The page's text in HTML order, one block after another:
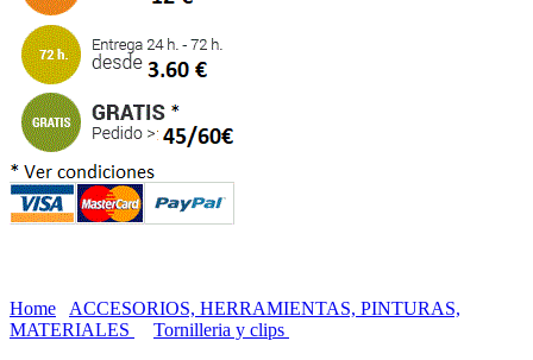
Home
ACCESORIOS, HERRAMIENTAS, PINTURAS,
MATERIALES
Tornilleria y clips